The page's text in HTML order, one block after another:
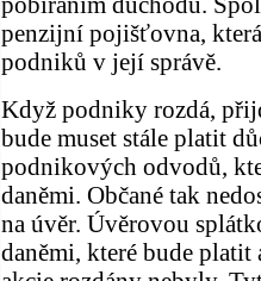
penzijní pojišťovna,
podniků v její správě.
Když podniky rozdá,
bude muset stále platit
podnikových odvodů,
daněmi. Občané tak
na úvěr. Úvěrovou
daněmi, které bude